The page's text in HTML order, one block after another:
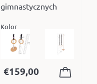
gimnastycznych
Kolor
€159,00